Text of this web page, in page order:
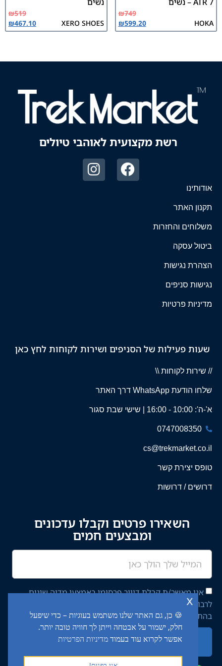
HOKA
₪749
₪599.20
XERO SHOES
₪519
₪467.10
🍪 כן, גם האתר שלנו משתמש בעוגיות – כדי שיפעל
חלק, ישמור על אבטחה וייתן לך חוויה טובה יותר.
אפשר לקרוא עוד בעמודמדיניות הפרטיות
x
רשת מקצועית לאוהבי טיולים
אודותינו
תקנון האתר
משלוחים והחזרות
ביטול עסקה
הצהרת נגישות
נגישות סניפים
מדיניות פרטיות
שעות פעילות של הסניפים ושירות לקוחות לחץ כאן
// שירות לקוחות \\
שלחו הודעת WhatsApp דרך האתר
א'-ה': 10:00 - 16:00 | שישי שבת סגור
0747008350
cs@trekmarket.co.il
טופס יצירת קשר
דרושים / דרושות
השאירו פרטים וקבלו עדכונים
ומבצעים חמים
אני מאשר/ת קבלת דיוור פרסומי באמצעי מדיה שונים
לרבות מסרון ודוא"ל מחברת יציב איתן השקעות בע"מ,
בהתאם ל־מדיניות הפרטיותבאתר.
שליחה